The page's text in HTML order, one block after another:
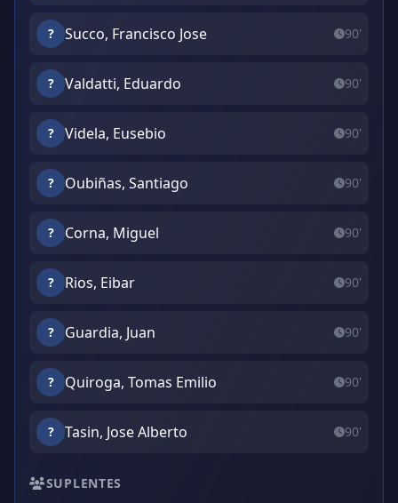
? Succo, Francisco Jose 90'
? Valdatti, Eduardo 90'
? Videla, Eusebio 90'
? Oubiñas, Santiago 90'
? Corna, Miguel 90'
? Rios, Eibar 90'
? Guardia, Juan 90'
? Quiroga, Tomas Emilio 90'
? Tasin, Jose Alberto 90'
SUPLENTES